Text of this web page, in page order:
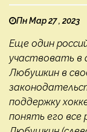
Пн Мар 27 , 2023
Еще один
участвовать в
Любушкин в
поддержку
понять его все